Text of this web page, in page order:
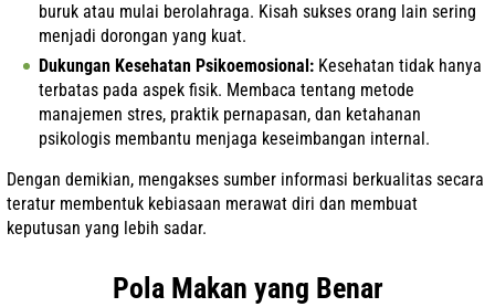
buruk atau mulai berolahraga. Kisah sukses orang lain sering
menjadi dorongan yang kuat.
Dukungan Kesehatan Psikoemosional: Kesehatan tidak hanya
terbatas pada aspek fisik. Membaca tentang metode
manajemen stres, praktik pernapasan, dan ketahanan
psikologis membantu menjaga keseimbangan internal.
Dengan demikian, mengakses sumber informasi berkualitas secara
teratur membentuk kebiasaan merawat diri dan membuat
keputusan yang lebih sadar.
Pola Makan yang Benar